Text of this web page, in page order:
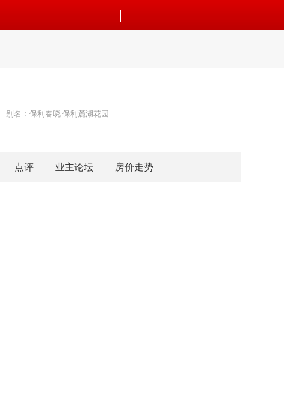
别名：保利春晓 保利麓湖花园
点评 业主论坛 房价走势